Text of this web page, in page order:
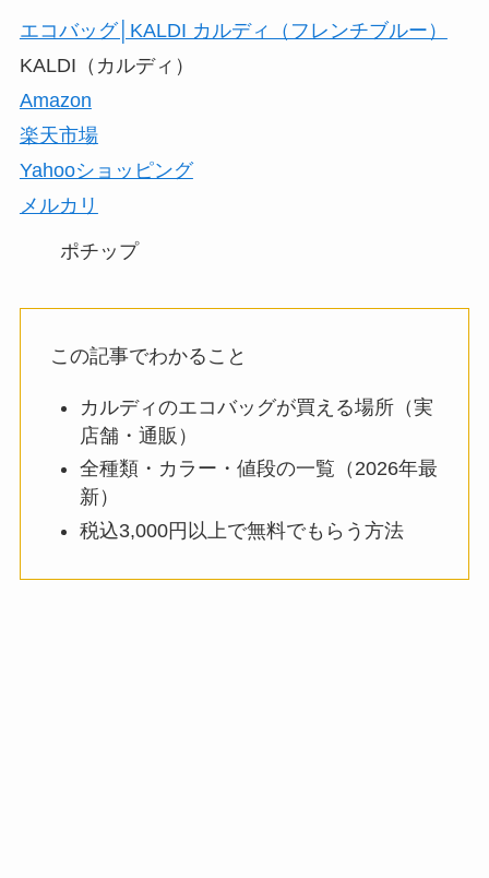
エコバッグ│KALDI カルディ（フレンチブルー）
KALDI（カルディ）
Amazon
楽天市場
Yahooショッピング
メルカリ
ポチップ
この記事でわかること
カルディのエコバッグが買える場所（実
店舗・通販）
全種類・カラー・値段の一覧（2026年最
新）
税込3,000円以上で無料でもらう方法